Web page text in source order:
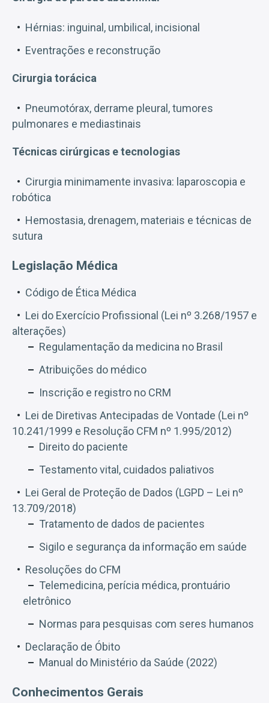
Hérnias: inguinal, umbilical, incisional
Eventrações e reconstrução
Cirurgia torácica
Pneumotórax, derrame pleural, tumores
pulmonares e mediastinais
Técnicas cirúrgicas e tecnologias
Cirurgia minimamente invasiva: laparoscopia e
robótica
Hemostasia, drenagem, materiais e técnicas de
sutura
Legislação Médica
Código de Ética Médica
Lei do Exercício Profissional (Lei nº 3.268/1957 e
alterações)
Regulamentação da medicina no Brasil
Atribuições do médico
Inscrição e registro no CRM
Lei de Diretivas Antecipadas de Vontade (Lei nº
10.241/1999 e Resolução CFM nº 1.995/2012)
Direito do paciente
Testamento vital, cuidados paliativos
Lei Geral de Proteção de Dados (LGPD – Lei nº
13.709/2018)
Tratamento de dados de pacientes
Sigilo e segurança da informação em saúde
Resoluções do CFM
Telemedicina, perícia médica, prontuário
eletrônico
Normas para pesquisas com seres humanos
Declaração de Óbito
Manual do Ministério da Saúde (2022)
Conhecimentos Gerais